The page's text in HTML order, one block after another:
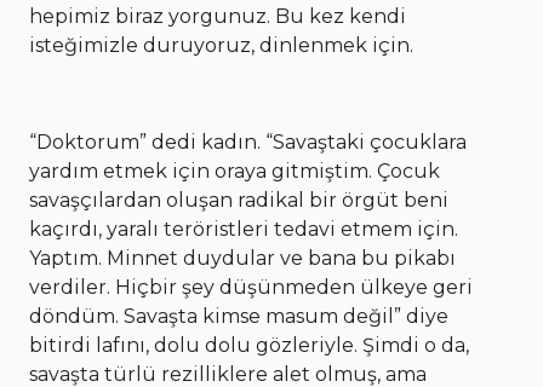
hepimiz biraz yorgunuz. Bu kez kendi
isteğimizle duruyoruz, dinlenmek için.
“Doktorum” dedi kadın. “Savaştaki çocuklara
yardım etmek için oraya gitmiştim. Çocuk
savaşçılardan oluşan radikal bir örgüt beni
kaçırdı, yaralı teröristleri tedavi etmem için.
Yaptım. Minnet duydular ve bana bu pikabı
verdiler. Hiçbir şey düşünmeden ülkeye geri
döndüm. Savaşta kimse masum değil” diye
bitirdi lafını, dolu dolu gözleriyle. Şimdi o da,
savaşta türlü rezilliklere alet olmuş, ama